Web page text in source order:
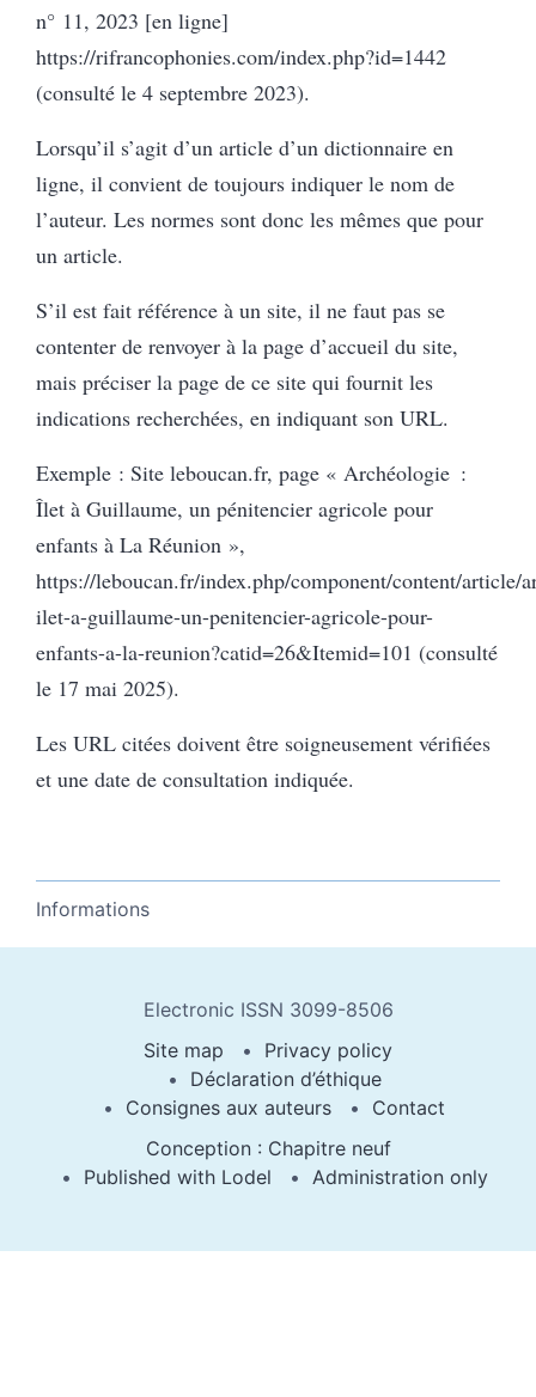
n° 11, 2023 [en ligne]
https://rifrancophonies.com/index.php?id=1442
(consulté le 4 septembre 2023).
Lorsqu’il s’agit d’un article d’un dictionnaire en
ligne, il convient de toujours indiquer le nom de
l’auteur. Les normes sont donc les mêmes que pour
un article.
S’il est fait référence à un site, il ne faut pas se
contenter de renvoyer à la page d’accueil du site,
mais préciser la page de ce site qui fournit les
indications recherchées, en indiquant son URL.
Exemple : Site leboucan.fr, page « Archéologie :
Îlet à Guillaume, un pénitencier agricole pour
enfants à La Réunion »,
https://leboucan.fr/index.php/component/content/article/
ilet-a-guillaume-un-penitencier-agricole-pour-
enfants-a-la-reunion?catid=26&Itemid=101 (consulté
le 17 mai 2025).
Les URL citées doivent être soigneusement vérifiées
et une date de consultation indiquée.
Informations
Electronic ISSN 3099-8506
Site map
Privacy policy
Déclaration d’éthique
Consignes aux auteurs
Contact
Conception : Chapitre neuf
Published with Lodel
Administration only